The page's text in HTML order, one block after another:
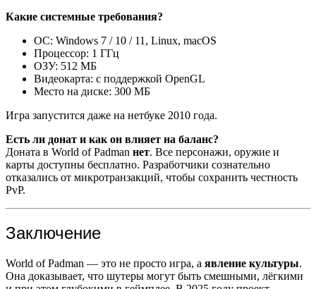
Какие системные требования?
ОС: Windows 7 / 10 / 11, Linux, macOS
Процессор: 1 ГГц
ОЗУ: 512 МБ
Видеокарта: с поддержкой OpenGL
Место на диске: 300 МБ
Игра запустится даже на нетбуке 2010 года.
Есть ли донат и как он влияет на баланс?
Доната в World of Padman нет. Все персонажи, оружие и
карты доступны бесплатно. Разработчики сознательно
отказались от микротранзакций, чтобы сохранить честность
PvP.
Заключение
World of Padman — это не просто игра, а явление культуры.
Она доказывает, что шутеры могут быть смешными, лёгкими